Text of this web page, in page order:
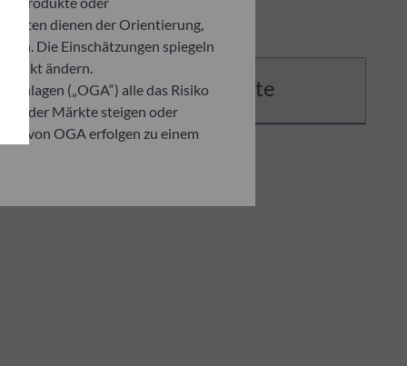
Dokumente
dienen der Orientierung,
Die Einschätzungen spiegeln
ändern.
Anlagen („OGA“) alle das Risiko
der Märkte steigen oder
von OGA erfolgen zu einem
der vorliegenden